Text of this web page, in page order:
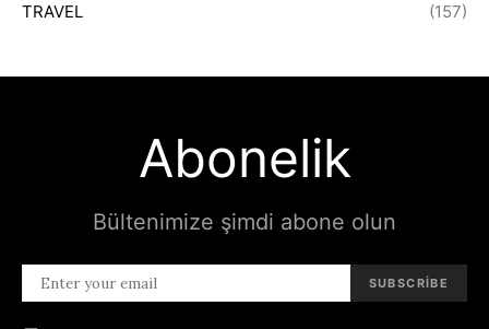
TRAVEL (157)
Abonelik
Bültenimize şimdi abone olun
SUBSCRIBE